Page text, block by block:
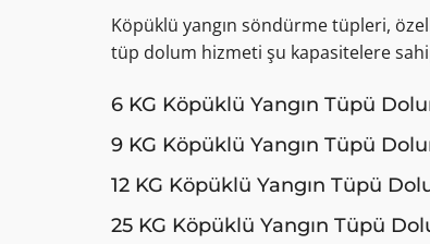
Köpüklü yangın söndürme tüpleri,
tüp dolum hizmeti şu kapasitelere
6 KG Köpüklü Yangın Tüpü
9 KG Köpüklü Yangın Tüpü
12 KG Köpüklü Yangın Tüpü
25 KG Köpüklü Yangın Tüpü